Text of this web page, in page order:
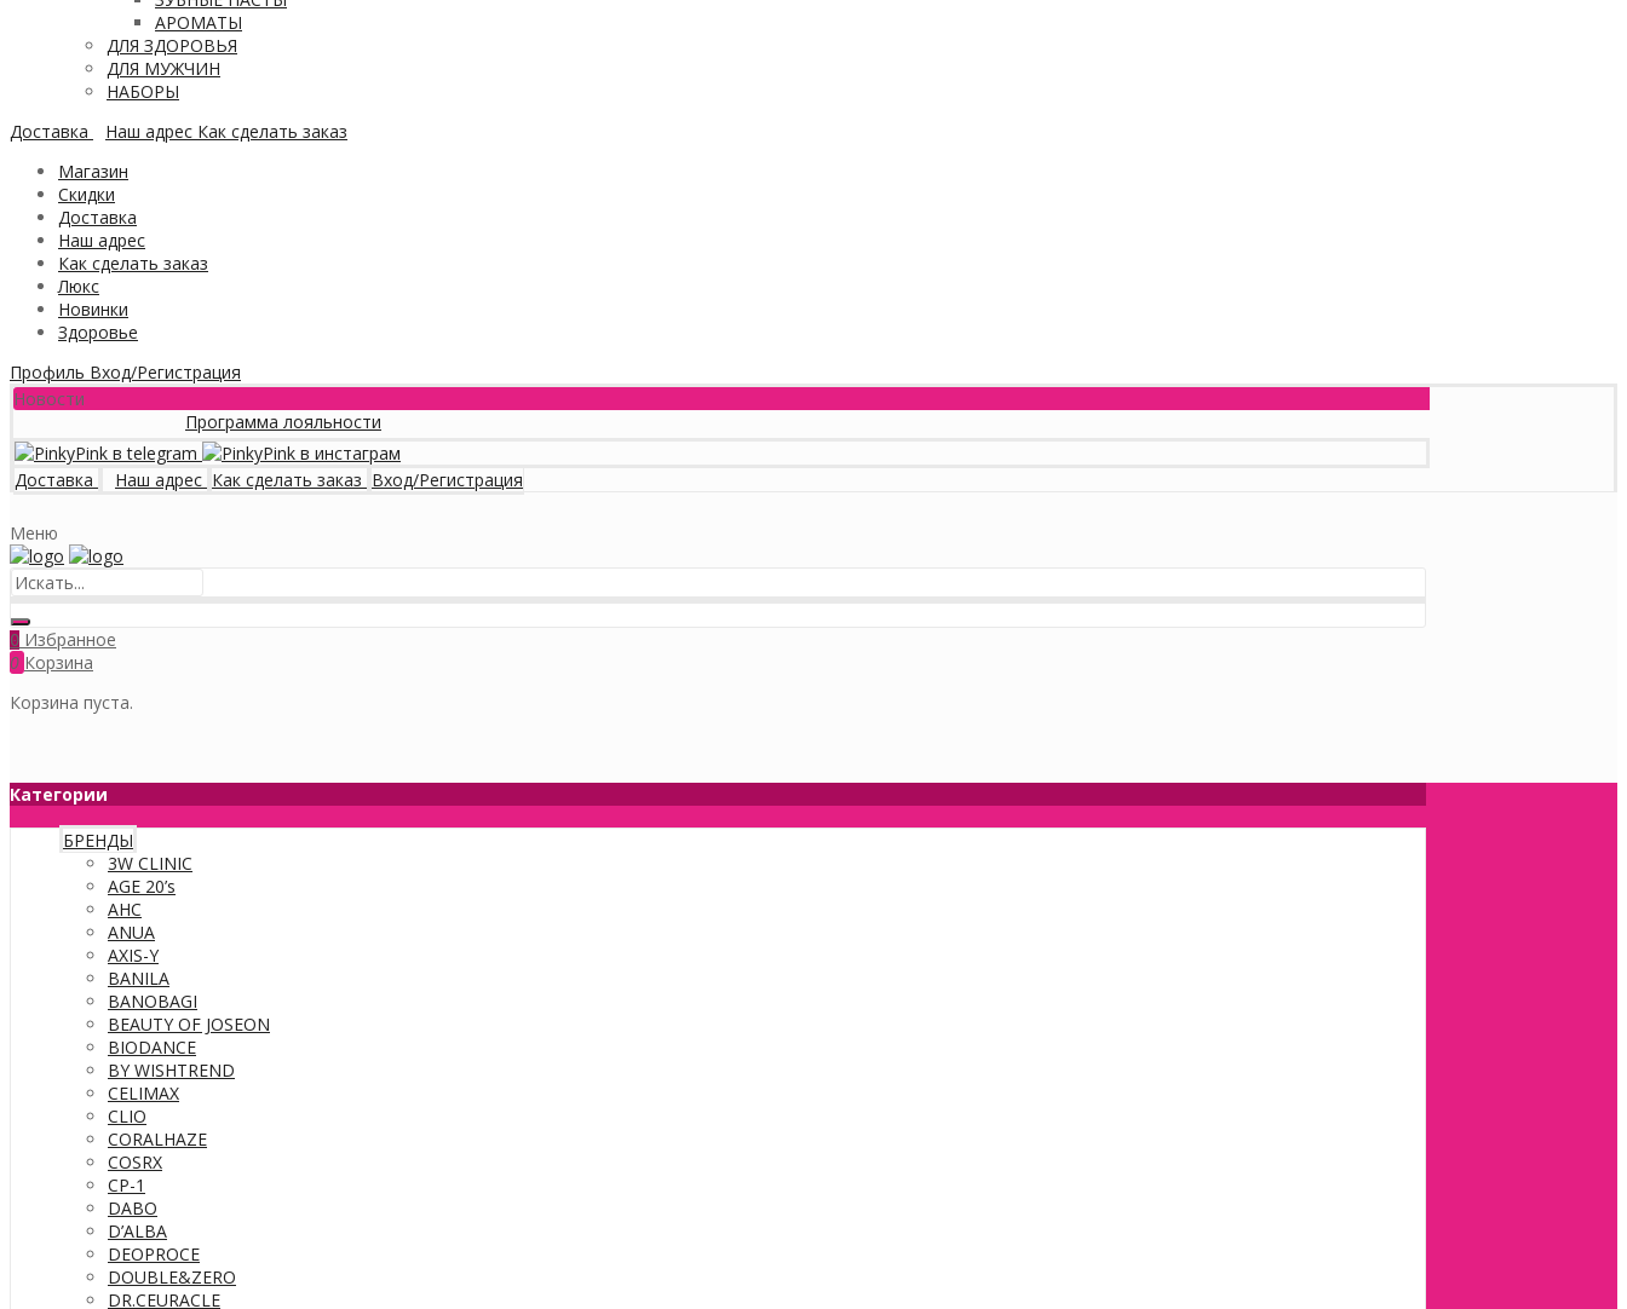
АРОМАТЫ
ДЛЯ ЗДОРОВЬЯ
ДЛЯ МУЖЧИН
НАБОРЫ
Доставка
Наш адрес Как сделать заказ
Магазин
Скидки
Доставка
Наш адрес
Как сделать заказ
Люкс
Новинки
Здоровье
Профиль Вход/Регистрация
Новости
Программа лояльности
Доставка Наш адрес Как сделать заказ Вход/Регистрация
Меню
0 Избранное
0 Корзина
Корзина пуста.
Категории
БРЕНДЫ
3W CLINIC
AGE 20’s
AHC
ANUA
AXIS-Y
BANILA
BANOBAGI
BEAUTY OF JOSEON
BIODANCE
BY WISHTREND
CELIMAX
CLIO
CORALHAZE
COSRX
CP-1
DABO
D’ALBA
DEOPROCE
DOUBLE&ZERO
DR.CEURACLE